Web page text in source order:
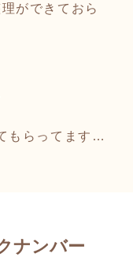
ができておら
もらってます…
ナンバー